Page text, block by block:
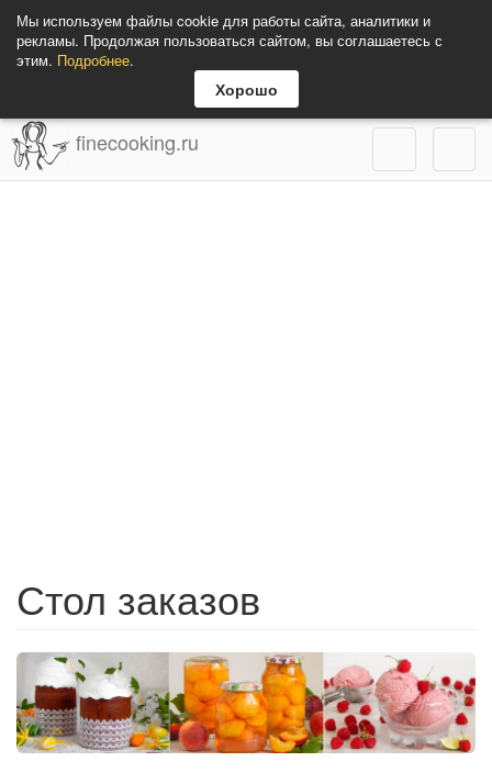
Мы используем файлы cookie для работы сайта, аналитики и
рекламы. Продолжая пользоваться сайтом, вы соглашаетесь с
этим. Подробнее.
Хорошо
finecooking.ru
Стол заказов